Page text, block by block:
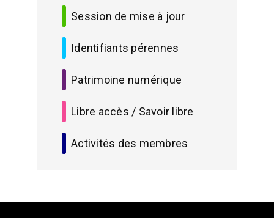
Session de mise à jour
Identifiants pérennes
Patrimoine numérique
Libre accès / Savoir libre
Activités des membres